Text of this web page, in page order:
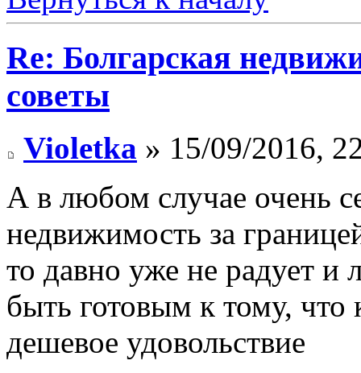
Re: Болгарская
советы
Violetka » 15/09/2016,
А в любом случае очень
недвижимость за
то давно уже не радует и
быть готовым к тому, что
дешевое удовольствие